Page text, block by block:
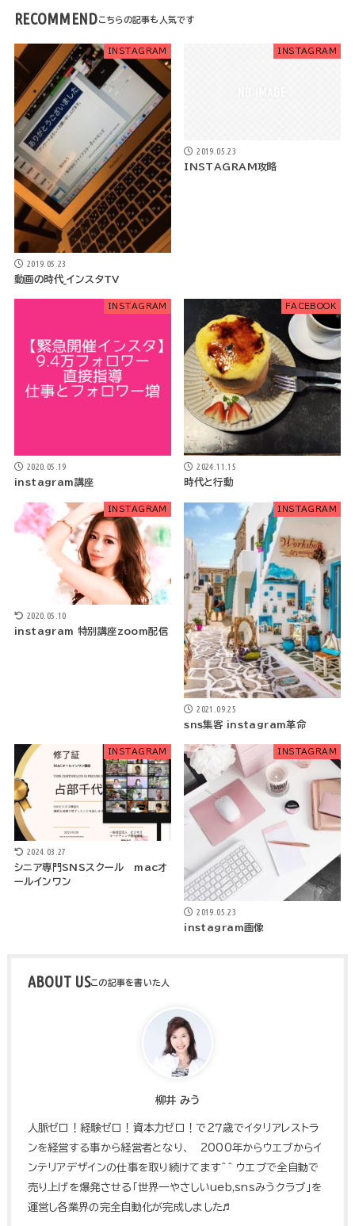
RECOMMEND
INSTAGRAM
2019.05.23
動画の時代_インスタTV
INSTAGRAM
2019.05.23
INSTAGRAM攻略
INSTAGRAM
2020.05.19
instagram講座
FACEBOOK
2024.11.15
時代と行動
INSTAGRAM
2020.05.10
instagram 特別講座zoom配信
INSTAGRAM
2021.09.25
sns集客 instagram革命
INSTAGRAM
2024.03.27
シニア専門SNSスクール macオ
ールインワン
INSTAGRAM
2019.05.23
instagram画像
ABOUT US
柳井 みう
人脈ゼロ！経験ゼロ！資本力ゼロ！で２７歳でイタリアレストラ
ンを経営する事から経営者となり、 2000年からウエブからイ
ンテリアデザインの仕事を取り続けてます^^ ウエブで全自動で
売り上げを爆発させる「世界一やさしいueb,snsみうクラブ」を
運営し各業界の完全自動化が完成しました♬